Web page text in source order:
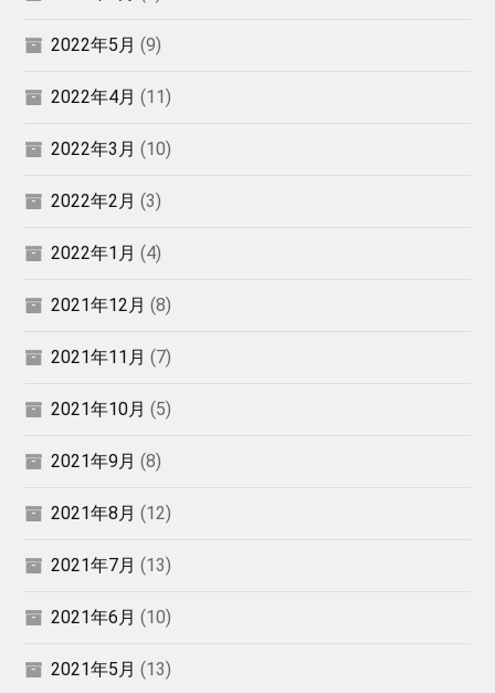
2022年5月 (9)
2022年4月 (11)
2022年3月 (10)
2022年2月 (3)
2022年1月 (4)
2021年12月 (8)
2021年11月 (7)
2021年10月 (5)
2021年9月 (8)
2021年8月 (12)
2021年7月 (13)
2021年6月 (10)
2021年5月 (13)